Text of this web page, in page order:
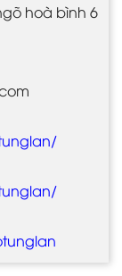
hoà bình 6